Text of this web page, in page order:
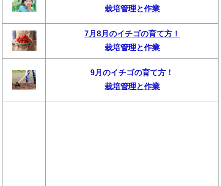
栽培管理と作業
7月8月のイチゴの育て方！
栽培管理と作業
9月のイチゴの育て方！
栽培管理と作業